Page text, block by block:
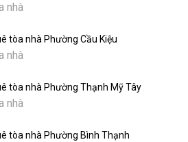
nhà
tòa nhà Phường Cầu Kiệu
nhà
tòa nhà Phường Thạnh Mỹ Tây
nhà
tòa nhà Phường Bình Thạnh